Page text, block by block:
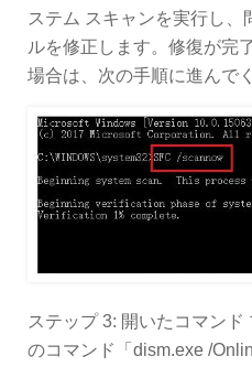
ステム スキャンを実行し、
ルを修正します。修復が完
場合は、次の手順に進んで
ステップ 3: 開いたコマン
のコマンド「dism.exe /